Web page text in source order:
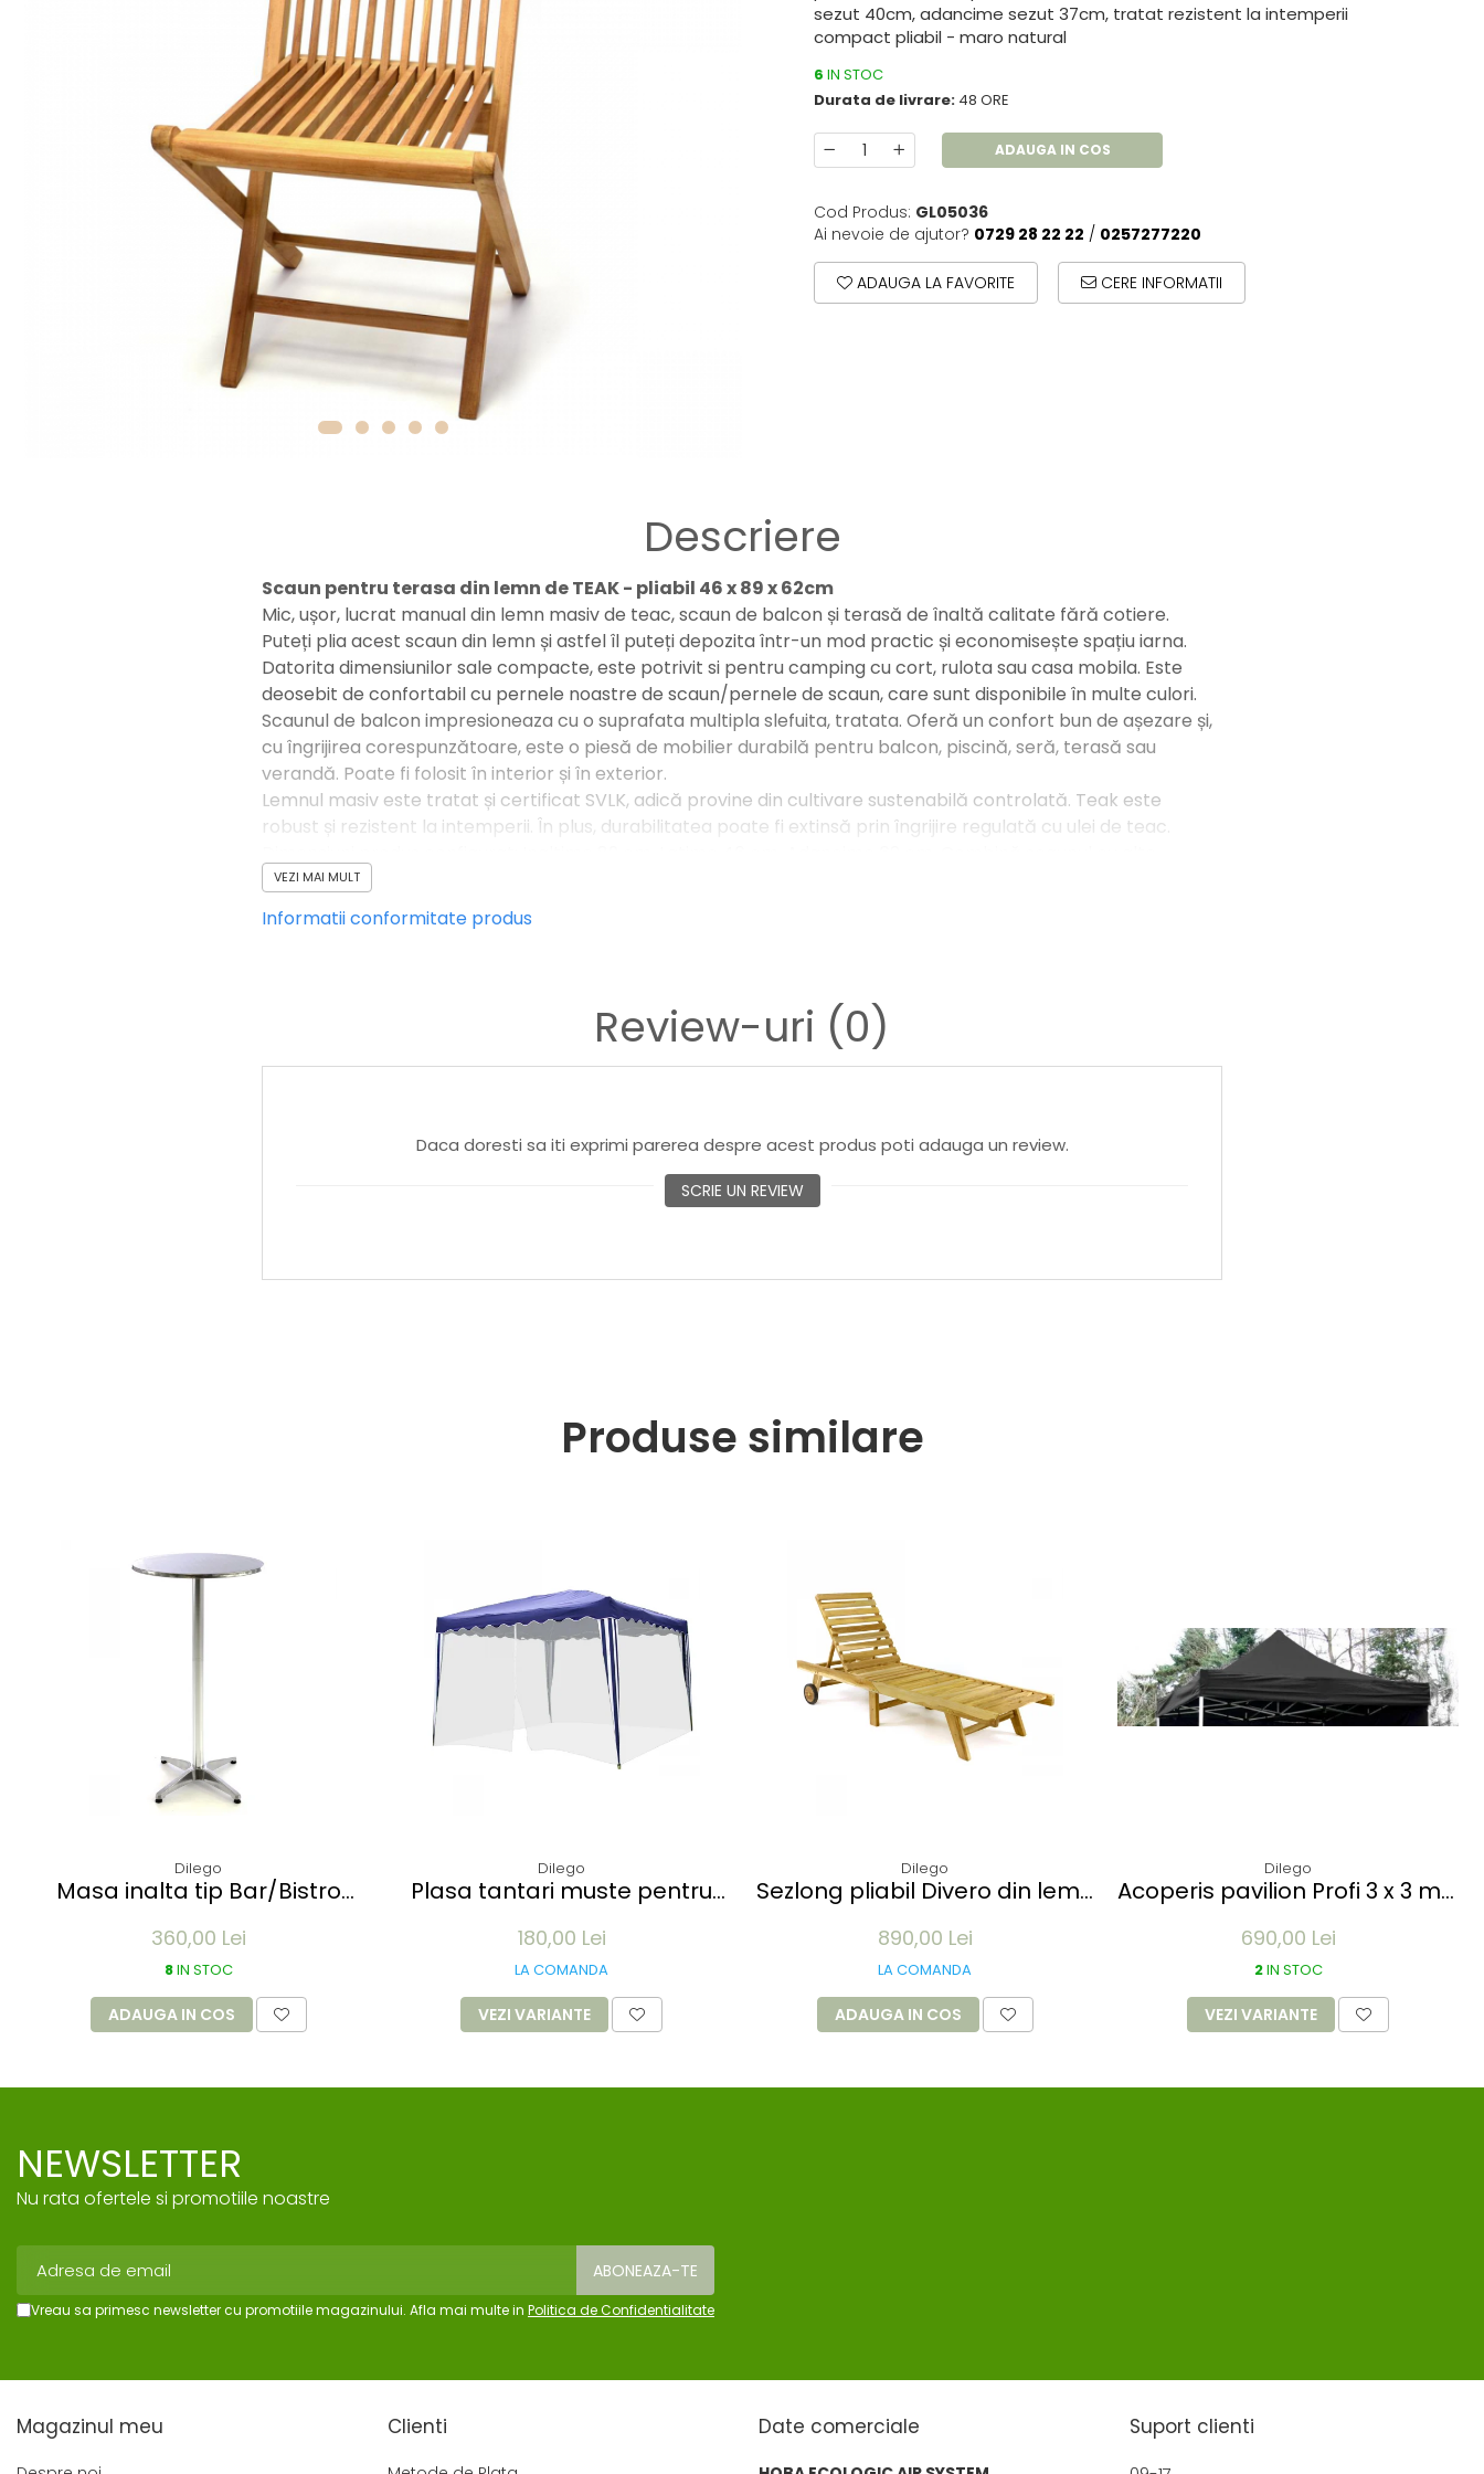
sezut 40cm, adancime sezut 37cm, tratat rezistent la intemperii
compact pliabil - maro natural
6 IN STOC
Durata de livrare: 48 ORE
ADAUGA IN COS
Cod Produs: GL05036
Ai nevoie de ajutor? 0729 28 22 22 / 0257277220
ADAUGA LA FAVORITE CERE INFORMATII
Descriere
Scaun pentru terasa din lemn de TEAK - pliabil 46 x 89 x 62cm
Mic, ușor, lucrat manual din lemn masiv de teac, scaun de balcon și terasă de înaltă calitate fără cotiere.
Puteți plia acest scaun din lemn și astfel îl puteți depozita într-un mod practic și economisește spațiu iarna.
Datorita dimensiunilor sale compacte, este potrivit si pentru camping cu cort, rulota sau casa mobila. Este
deosebit de confortabil cu pernele noastre de scaun/pernele de scaun, care sunt disponibile în multe culori.
Scaunul de balcon impresioneaza cu o suprafata multipla slefuita, tratata. Oferă un confort bun de așezare și,
cu îngrijirea corespunzătoare, este o piesă de mobilier durabilă pentru balcon, piscină, seră, terasă sau
verandă. Poate fi folosit în interior și în exterior.
Lemnul masiv este tratat și certificat SVLK, adică provine din cultivare sustenabilă controlată. Teak este
robust și rezistent la intemperii. În plus, durabilitatea poate fi extinsă prin îngrijire regulată cu ulei de teac.
mobilier de grădină, cum ar fi mese, bănci și taburete pentru a forma un set sau adună-ți propriul grup de
scaune, grup de luat masa sau setul de grădină.
SPECIFICATII TEHNICE
Adâncimea scaunului: aproximativ 37 cm
Greutate: aproximativ 7 kg
măcinat fin de câteva ori
VEZI MAI MULT
Informatii conformitate produs
Review-uri (0)
Daca doresti sa iti exprimi parerea despre acest produs poti adauga un review.
SCRIE UN REVIEW
Produse similare
Dilego
Masa inalta tip Bar/Bistro
optic crom
360,00 Lei
8IN STOC
ADAUGA IN COS
Dilego
Plasa tantari muste pentru
culoare alb
180,00 Lei
LA COMANDA
VEZI VARIANTE
Dilego
Sezlong pliabil Divero din lemn
cu roti
890,00 Lei
LA COMANDA
ADAUGA IN COS
Dilego
Acoperis pavilion Profi 3 x 3 m -
690,00 Lei
2IN STOC
VEZI VARIANTE
NEWSLETTER
Nu rata ofertele si promotiile noastre
Vreau sa primesc newsletter cu promotiile magazinului. Afla mai multe in Politica de Confidentialitate
Magazinul meu Clienti Date comerciale Suport clienti